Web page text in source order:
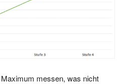
messen, was nicht